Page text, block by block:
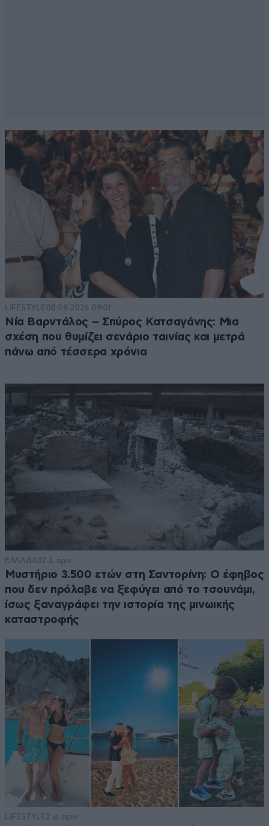
LIFESTYLE08·08·2026 09:01
Νία Βαρντάλος – Σπύρος Κατσαγάνης: Μια
σχέση που θυμίζει σενάριο ταινίας και μετρά
πάνω από τέσσερα χρόνια
ΕΛΛΑΔΑ32 λ. πριν
Μυστήριο 3.500 ετών στη Σαντορίνη: Ο έφηβος
που δεν πρόλαβε να ξεφύγει από το τσουνάμι,
ίσως ξαναγράφει την ιστορία της μινωικής
καταστροφής
LIFESTYLE 2 ω. πριν